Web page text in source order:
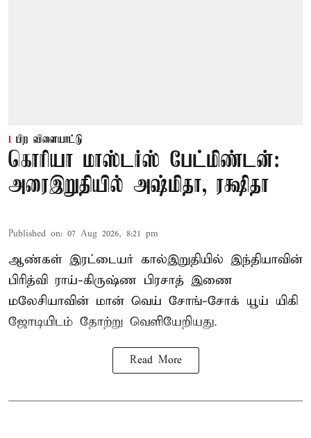
பிற விளையாட்டு
கொரியா மாஸ்டர்ஸ் பேட்மிண்டன்:
அரைஇறுதியில் அஷ்மிதா, ரக்ஷிதா
Published on: 07 Aug 2026, 8:21 pm
ஆண்கள் இரட்டையர் கால்இறுதியில் இந்தியாவின்
பிரித்வி ராய்-கிருஷ்ண பிரசாத் இணை
மலேசியாவின் மான் வெய் சோங்-சோக் யூய் யிகி
ஜோடியிடம் தோற்று வெளியேறியது.
Read More